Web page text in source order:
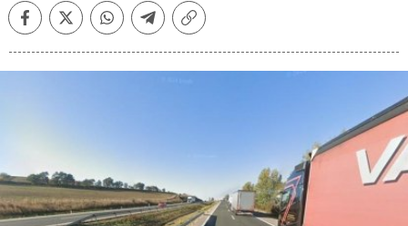
FacebookTwitterWhatsappTelegramCopiar